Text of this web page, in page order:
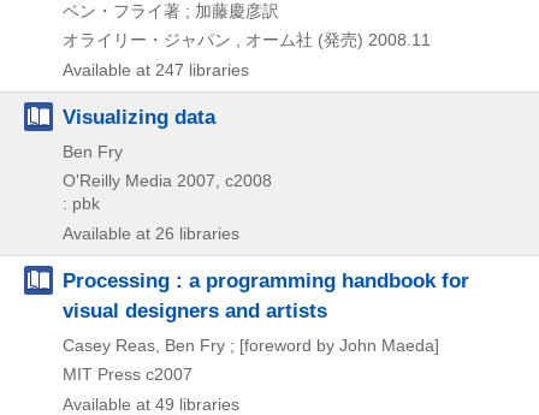
ベン・フライ著 ; 加藤慶彦訳
オライリー・ジャパン , オーム社 (発売) 2008.11
Available at 247 libraries
Visualizing data
Ben Fry
O'Reilly Media 2007, c2008
: pbk
Available at 26 libraries
Processing : a programming handbook for
visual designers and artists
Casey Reas, Ben Fry ; [foreword by John Maeda]
MIT Press c2007
Available at 49 libraries